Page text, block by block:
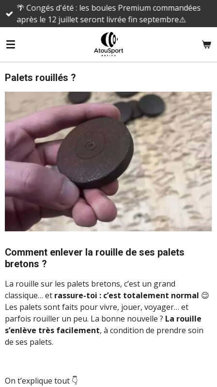
Passer
principal
🌴 Congés d'été : les boules Premium commandées
après le 12 juillet seront livrée fin septembre⚠️
Palets rouillés ?
Comment enlever la rouille de ses palets
bretons ?
La rouille sur les palets bretons, c’est un grand
classique… et rassure-toi : c’est totalement normal 😉
Les palets sont faits pour vivre, jouer, voyager… et
parfois rouiller un peu. La bonne nouvelle ? La rouille
s’enlève très facilement, à condition de prendre soin
de ses palets.
On t’explique tout 👇